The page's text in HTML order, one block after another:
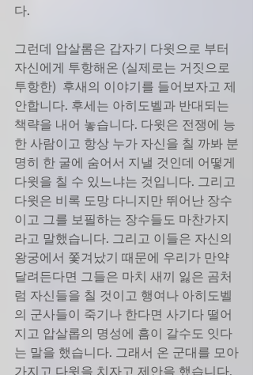
다.
그런데 압살롬은 갑자기 다윗으로 부터
자신에게 투항해온 (실제로는 거짓으로
투항한)  후새의 이야기를 들어보자고 제
안합니다. 후세는 아히도벨과 반대되는
책략을 내어 놓습니다. 다윗은 전쟁에 능
한 사람이고 항상 누가 자신을 칠 까봐 분
명히 한 굴에 숨어서 지낼 것인데 어떻게
다윗을 칠 수 있느냐는 것입니다. 그리고
다윗은 비록 도망 다니지만 뛰어난 장수
이고 그를 보필하는 장수들도 마찬가지
라고 말했습니다. 그리고 이들은 자신의
왕궁에서 쫓겨났기 때문에 우리가 만약
달려든다면 그들은 마치 새끼 잃은 곰처
럼 자신들을 칠 것이고 행여나 아히도벨
의 군사들이 죽기나 한다면 사기다 떨어
지고 압살롭의 명성에 흠이 갈수도 잇다
는 말을 했습니다. 그래서 온 군대를 모아
가지고 다윗을 치자고 제안을 했습니다.